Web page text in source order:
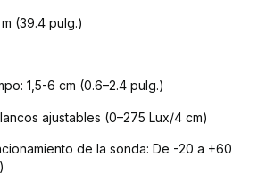
m (39.4 pulg.)
1,5-6 cm (0.6–2.4 pulg.)
ajustables (0–275 Lux/4 cm)
de la sonda: De -20 a +60